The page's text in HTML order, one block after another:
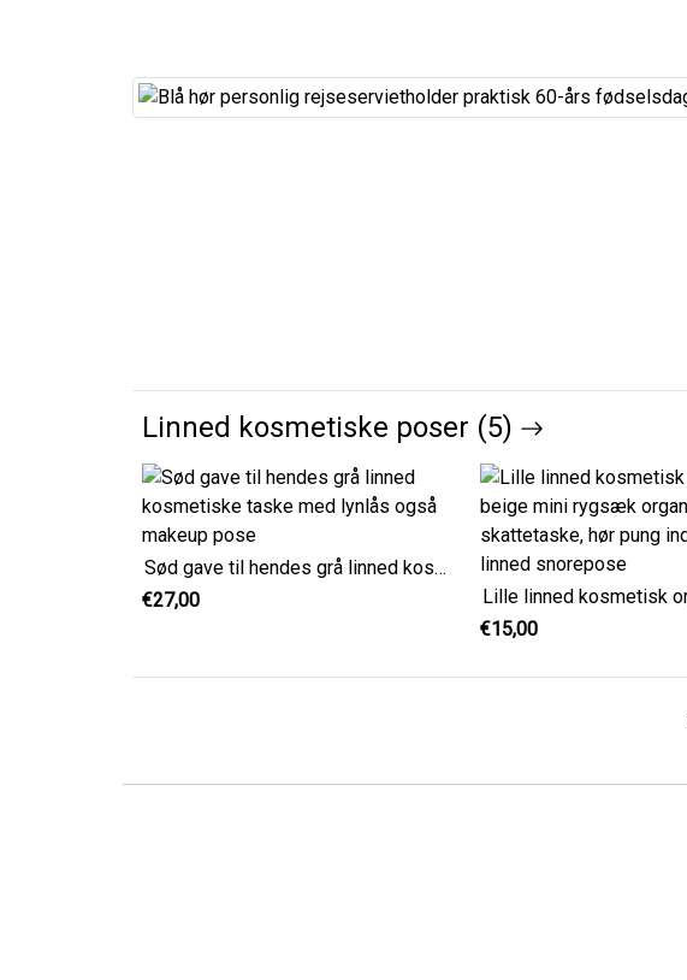
Linned kosmetiske poser (5)
Sød gave til hendes grå linned kosmetiske taske med lynlås også makeup pose
€27,00
€15,00